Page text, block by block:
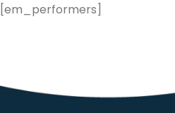
Skip
[em_performers]